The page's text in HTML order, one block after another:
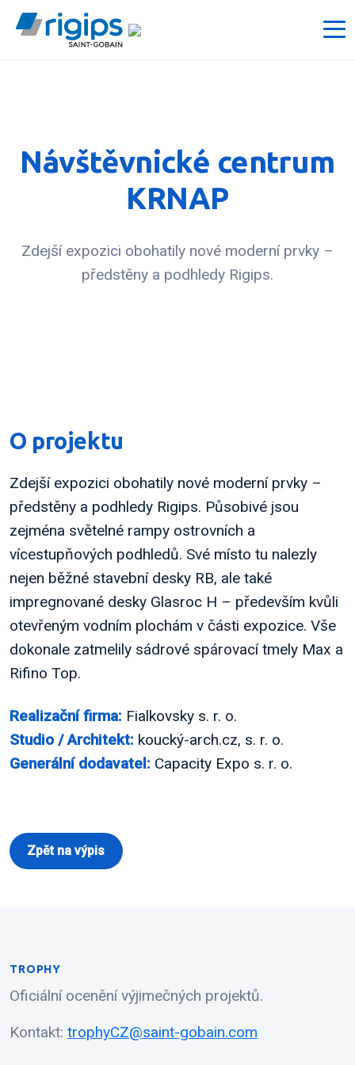
Návštěvnické centrum
KRNAP
Zdejší expozici obohatily nové moderní prvky –
předstěny a podhledy Rigips.
O projektu
Zdejší expozici obohatily nové moderní prvky –
předstěny a podhledy Rigips. Působivé jsou
zejména světelné rampy ostrovních a
vícestupňových podhledů. Své místo tu nalezly
nejen běžné stavební desky RB, ale také
impregnované desky Glasroc H – především kvůli
otevřeným vodním plochám v části expozice. Vše
dokonale zatmelily sádrové spárovací tmely Max a
Rifino Top.
Realizační firma: Fialkovsky s. r. o.
Studio / Architekt: koucký-arch.cz, s. r. o.
Generální dodavatel: Capacity Expo s. r. o.
Zpět na výpis
TROPHY
Oficiální ocenění výjimečných projektů.
Kontakt: trophyCZ@saint-gobain.com